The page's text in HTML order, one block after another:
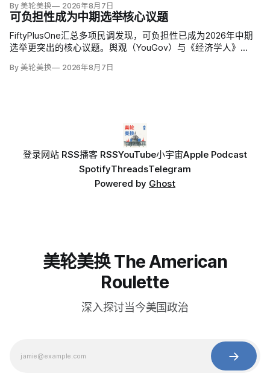
By 美轮美换 2026年8月7日
可负担性成为中期选举核心议题
FiftyPlusOne汇总多项民调发现，可负担性已成为2026年中期
选举更突出的核心议题。舆观（YouGov）与《经济学人》
题的美国人，从2024年10月的24%升至今年5月的30%，本周进
By 美轮美换 2026年8月7日
登录网站 RSS播客 RSSYouTube小宇宙Apple Podcast
SpotifyThreadsTelegram
Powered by Ghost
美轮美换 The American
Roulette
深入探讨当今美国政治